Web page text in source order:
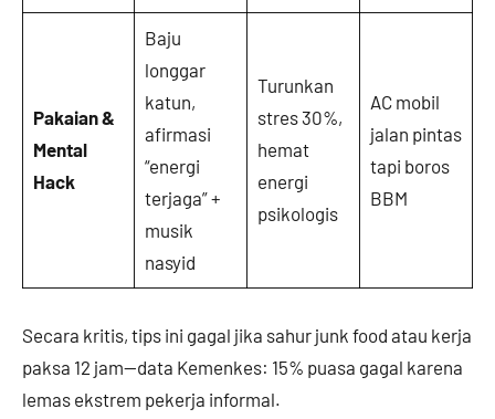
Pakaian &
Mental
Hack
Baju
longgar
katun,
afirmasi
“energi
terjaga” +
musik
nasyid
Turunkan
stres 30%,
hemat
energi
psikologis
AC mobil
jalan pintas
tapi boros
BBM
Secara kritis, tips ini gagal jika sahur junk food atau kerja
paksa 12 jam—data Kemenkes: 15% puasa gagal karena
lemas ekstrem pekerja informal.